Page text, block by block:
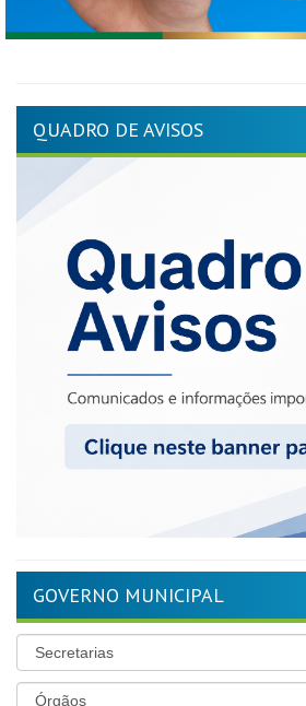
QUADRO DE AVISOS
GOVERNO MUNICIPAL